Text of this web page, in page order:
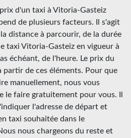
prix d'un taxi à Vitoria-Gasteiz
de plusieurs facteurs. Il s'agit
distance à parcourir, de la durée
taxi Vitoria-Gasteiz en vigueur à
échéant, de l'heure. Le prix du
de ces éléments. Pour que
manuellement, nous vous
le faire gratuitement pour vous. Il
l'adresse de départ et
taxi souhaitée dans le
nous chargeons du reste et